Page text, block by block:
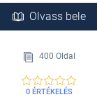
Olvass bele
400 Oldal
0 ÉRTÉKELÉS